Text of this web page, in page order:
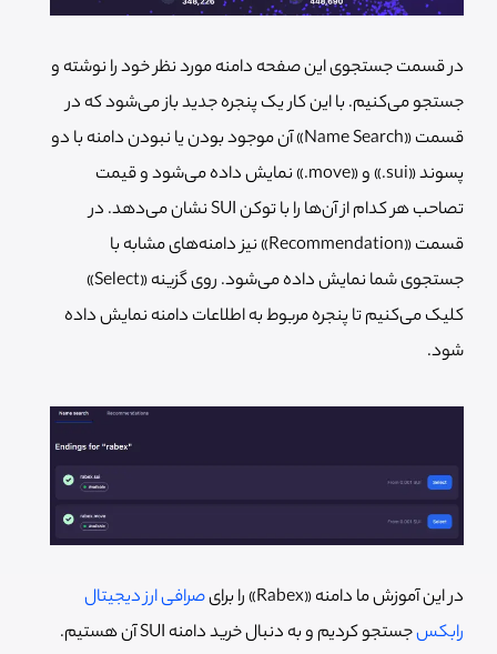
در قسمت جستجوی این صفحه دامنه مورد نظر خود را نوشته و
جستجو می‌کنیم. با این کار یک پنجره جدید باز می‌شود که در
قسمت «Name Search» آن موجود بودن یا نبودن دامنه با دو
پسوند «sui.» و «move.» نمایش داده می‌شود و قیمت
تصاحب هر کدام از آن‌ها را با توکن SUI نشان می‌دهد. در
قسمت «Recommendation» نیز دامنه‌های مشابه با
جستجوی شما نمایش داده می‌شود. روی گزینه «Select»
کلیک می‌کنیم تا پنجره مربوط به اطلاعات دامنه نمایش داده
شود.
در این آموزش ما دامنه «Rabex» را برای
صرافی ارز دیجیتال
رابکس
جستجو کردیم و به دنبال خرید دامنه SUI آن هستیم.